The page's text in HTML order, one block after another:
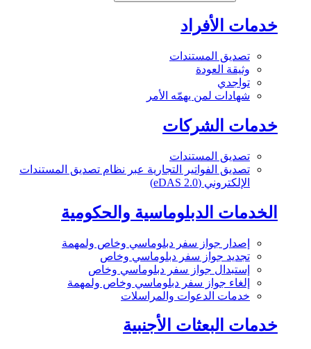
خدمات الأفراد
تصديق المستندات
وثيقة العودة
تواجدي
شهادات لمن يهمّه الأمر
خدمات الشركات
تصديق المستندات
تصديق الفواتير التجارية عبر نظام تصديق المستندات
الإلكتروني (eDAS 2.0)
الخدمات الدبلوماسية والحكومية
إصدار جواز سفر دبلوماسي وخاص ولمهمة
تجديد جواز سفر دبلوماسي وخاص
إستبدال جواز سفر دبلوماسي وخاص
إلغاء جواز سفر دبلوماسي وخاص ولمهمة
خدمات الدعوات والمراسلات
خدمات البعثات الأجنبية